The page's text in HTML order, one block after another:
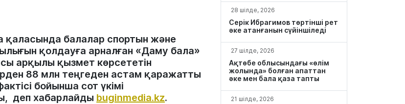
қаласында балалар спортын және
қолдауға арналған «Даму бала»
арқылы қызмет көрсететін
88 млн теңгеден астам қаражатты
бойынша сот үкімі
деп хабарлайды buginmedia.kz.
28 шілде, 2026
Серік Ибрагимов төртінші рет
әке атанғанын сүйіншіледі
27 шілде, 2026
Ақтөбе облысындағы «өлім
жолында» болған апаттан
әке мен бала қаза тапты
21 шілде, 2026